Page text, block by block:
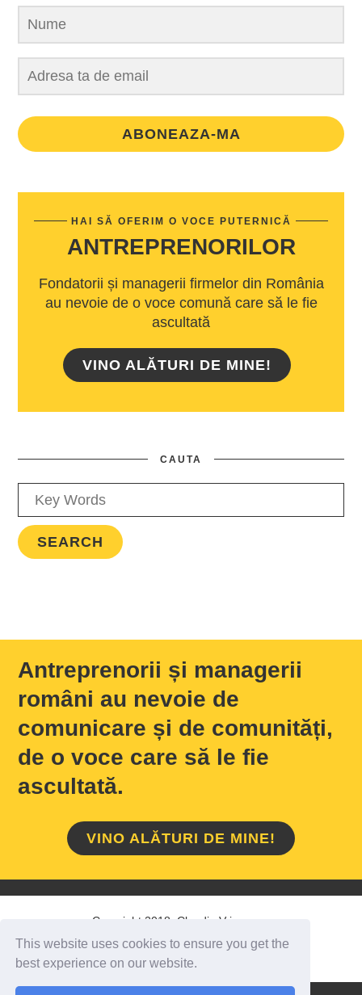
This website uses cookies to ensure you get the
best experience on our website.
ABONEAZA-MA
HAI SĂ OFERIM O VOCE PUTERNICĂ
ANTREPRENORILOR
Fondatorii și managerii firmelor din România
au nevoie de o voce comună care să le fie
ascultată
VINO ALĂTURI DE MINE!
CAUTA
Antreprenorii și managerii
români au nevoie de
comunicare și de comunități,
de o voce care să le fie
ascultată.
VINO ALĂTURI DE MINE!
Copyright 2018 Claudiu Vrinceanu
HOME / DESPRE MINE CONTACT